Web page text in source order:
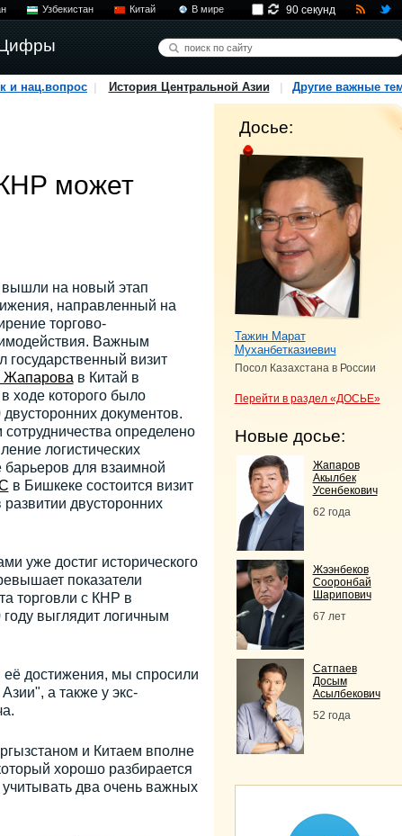
Узбекистан Китай В мире 90 секунд
и нац.вопрос История Центральной Азии Другие важные
может
вышли на новый этап
направленный на
торгово-
Важным
государственный визит
в Китай в
ходе которого было
документов.
определено
логистических
для взаимной
в Бишкеке состоится визит
двусторонних
уже достиг исторического
показатели
торговли с КНР в
выглядит логичным
её достижения, мы спросили
а также у экс-
и Китаем вполне
хорошо разбирается
два очень важных
Досье:
Тажин Марат
Муханбетказиевич
Посол Казахстана в России
Перейти в раздел «ДОСЬЕ»
Новые досье:
Жапаров
Акылбек
Усенбекович
62 года
Жээнбеков
Сооронбай
Шарипович
67 лет
Сатпаев
Досым
Асылбекович
52 года